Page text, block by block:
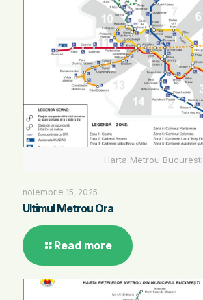
Harta Metrou Bucuresti
noiembrie 15, 2025
Ultimul Metrou Ora
Read more